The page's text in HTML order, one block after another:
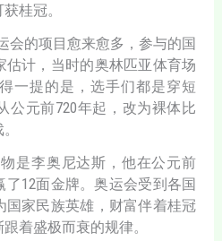
桂冠。
会的项目愈来愈多，参与的国
估计，当时的奥林匹亚体育场
一提的是，选手们都是穿短
公元前720年起，改为裸体比
是李奥尼达斯，他在公元前
了12面金牌。奥运会受到各国
国家民族英雄，财富伴着桂冠
着盛极而衰的规律。